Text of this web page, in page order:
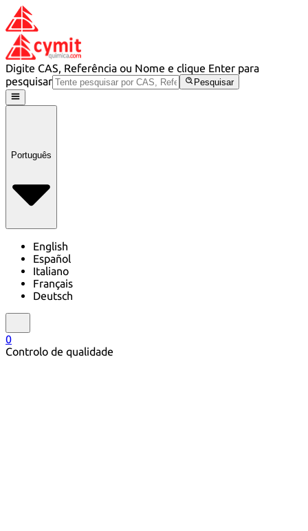
Digite CAS, Referência ou Nome e clique Enter para
pesquisar
Pesquisar
Português
English
Español
Italiano
Français
Deutsch
0
Controlo de qualidade